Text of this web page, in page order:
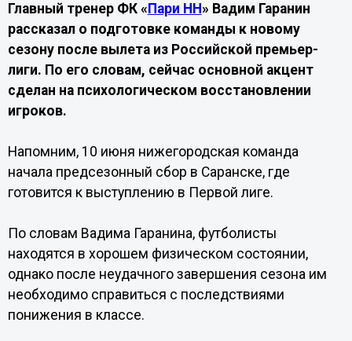
Главный тренер ФК « Пари НН » Вадим Гаранин
рассказал о подготовке команды к новому
сезону после вылета из Российской премьер-
лиги. По его словам, сейчас основной акцент
сделан на психологическом восстановлении
игроков.
Напомним, 10 июня нижегородская команда
начала предсезонный сбор в Саранске, где
готовится к выступлению в Первой лиге.
По словам Вадима Гаранина, футболисты
находятся в хорошем физическом состоянии,
однако после неудачного завершения сезона им
необходимо справиться с последствиями
понижения в классе.